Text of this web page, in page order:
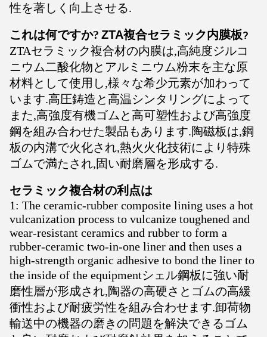
性を著しく向上させる.
これは何ですか? ZTA複合セラミック内膜板?
ZTAセラミック複合材の内膜は,高純度ジルコ
ニウム二酸化物とアルミニウム粉末を主な原
材料として使用し,様々な希少元素が加わって
います.高圧鋳造と高温シンタリングによって
また,高強度有機ゴムと高可塑性および高強度
鋼を組み合わせた製品もあります.陶磁板は,鋼
板の内溝で火化され,熱火火化技術により特殊
ゴムで満たされ,固い耐磨層を形成する.
セラミック複合材の利点は
1: The ceramic-rubber composite lining uses a hot
vulcanization process to vulcanize toughened and
wear-resistant ceramics and rubber to form a
rubber-ceramic two-in-one liner and then uses a
high-strength organic adhesive to bond the liner to
the inside of the equipmentシェル鋼板に強い耐
磨性層が形成され,陶器の高硬さとゴムの高緩
衝性および耐疲労性を組み合わせます.卸荷物
輸送中の機器の磨きの問題を解決できるゴム